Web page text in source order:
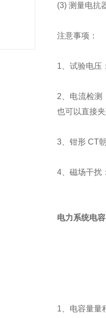
(3) 测量电抗
注意事项：
1、试验电压
2、电流检测
也可以直接
3、钳形 CT
4、磁场干扰
电力系统电
1、电容量量